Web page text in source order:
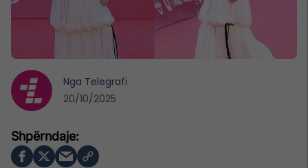
Nga Telegrafi
20/10/2025